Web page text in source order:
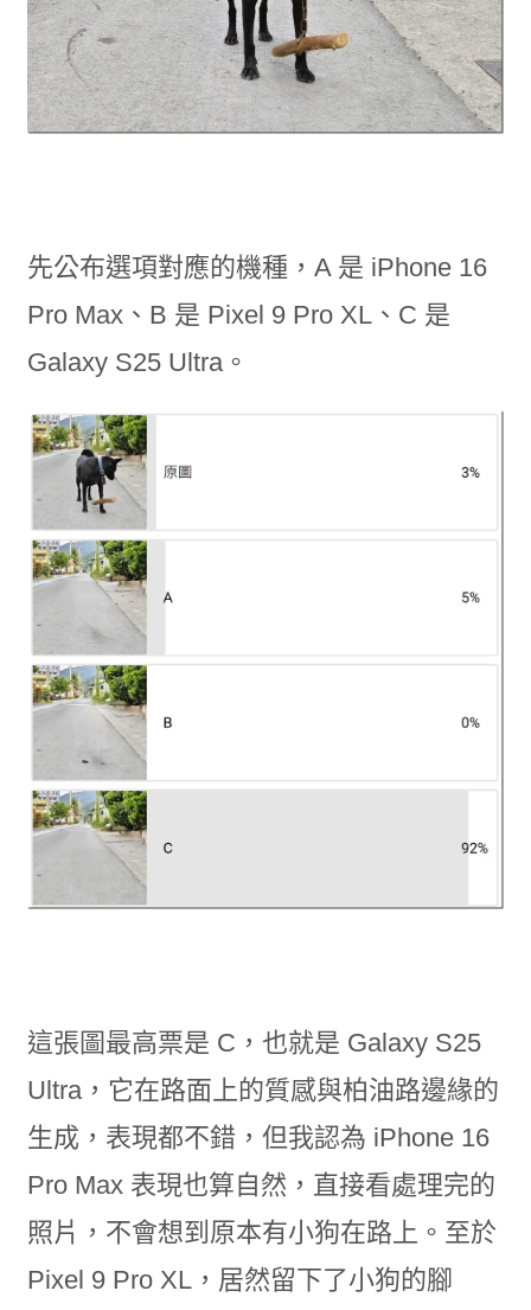
先公布選項對應的機種，A 是 iPhone 16
Pro Max、B 是 Pixel 9 Pro XL、C 是
Galaxy S25 Ultra。
這張圖最高票是 C，也就是 Galaxy S25
Ultra，它在路面上的質感與柏油路邊緣的
生成，表現都不錯，但我認為 iPhone 16
Pro Max 表現也算自然，直接看處理完的
照片，不會想到原本有小狗在路上。至於
Pixel 9 Pro XL，居然留下了小狗的腳